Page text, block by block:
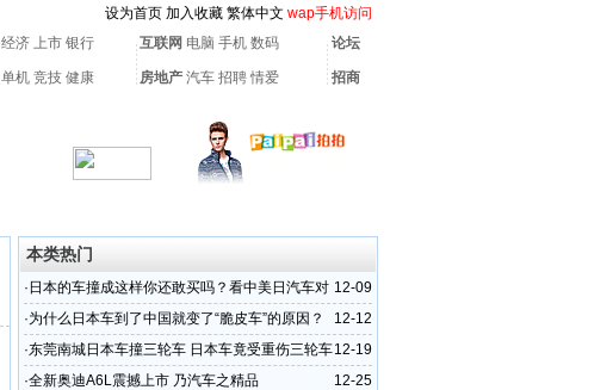
设为首页 加入收藏 繁体中文 wap手机访问
经济 上市 银行 互联网 电脑 手机 数码 论坛
单机 竞技 健康 房地产 汽车 招聘 情爱 招商
本类热门
12-09
· 日本的车撞成这样你还敢买吗？看中美日汽车对
比
12-12
·为什么日本车到了中国就变了“脆皮车”的原因？
12-19
·东莞南城日本车撞三轮车 日本车竟受重伤三轮车
受轻伤
12-25
·全新奥迪A6L震撼上市 乃汽车之精品